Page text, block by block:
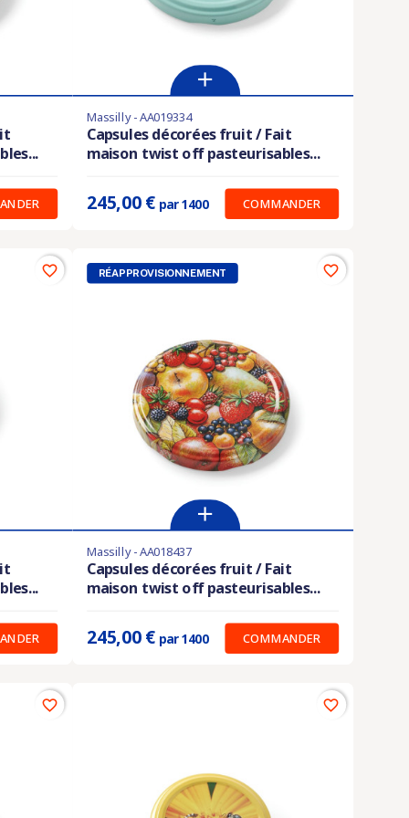
Derniers articles en stock
Prix unitaire :0.175 €
Massilly - AA019334
Capsules décorées fruit / Fait
maison twist off pasteurisables...
245,00 € par 1400 COMMANDER
favorite_border
Produit disponible avec d'autres options
Prix unitaire :0.175 €
Massilly - AA018437
Capsules décorées fruit / Fait
maison twist off pasteurisables...
245,00 € par 1400 COMMANDER
RÉAPPROVISIONNEMENT favorite_border
favorite_border favorite_border